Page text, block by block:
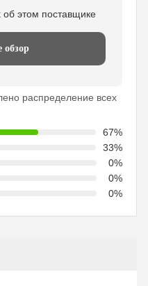
этом поставщике
распределение всех
67%
33%
0%
0%
0%